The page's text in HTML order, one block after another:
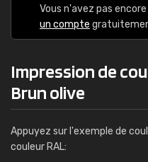
Vous n'avez pas
un compte
Impression de
Brun olive
Appuyez sur l'exemple de
couleur RAL: